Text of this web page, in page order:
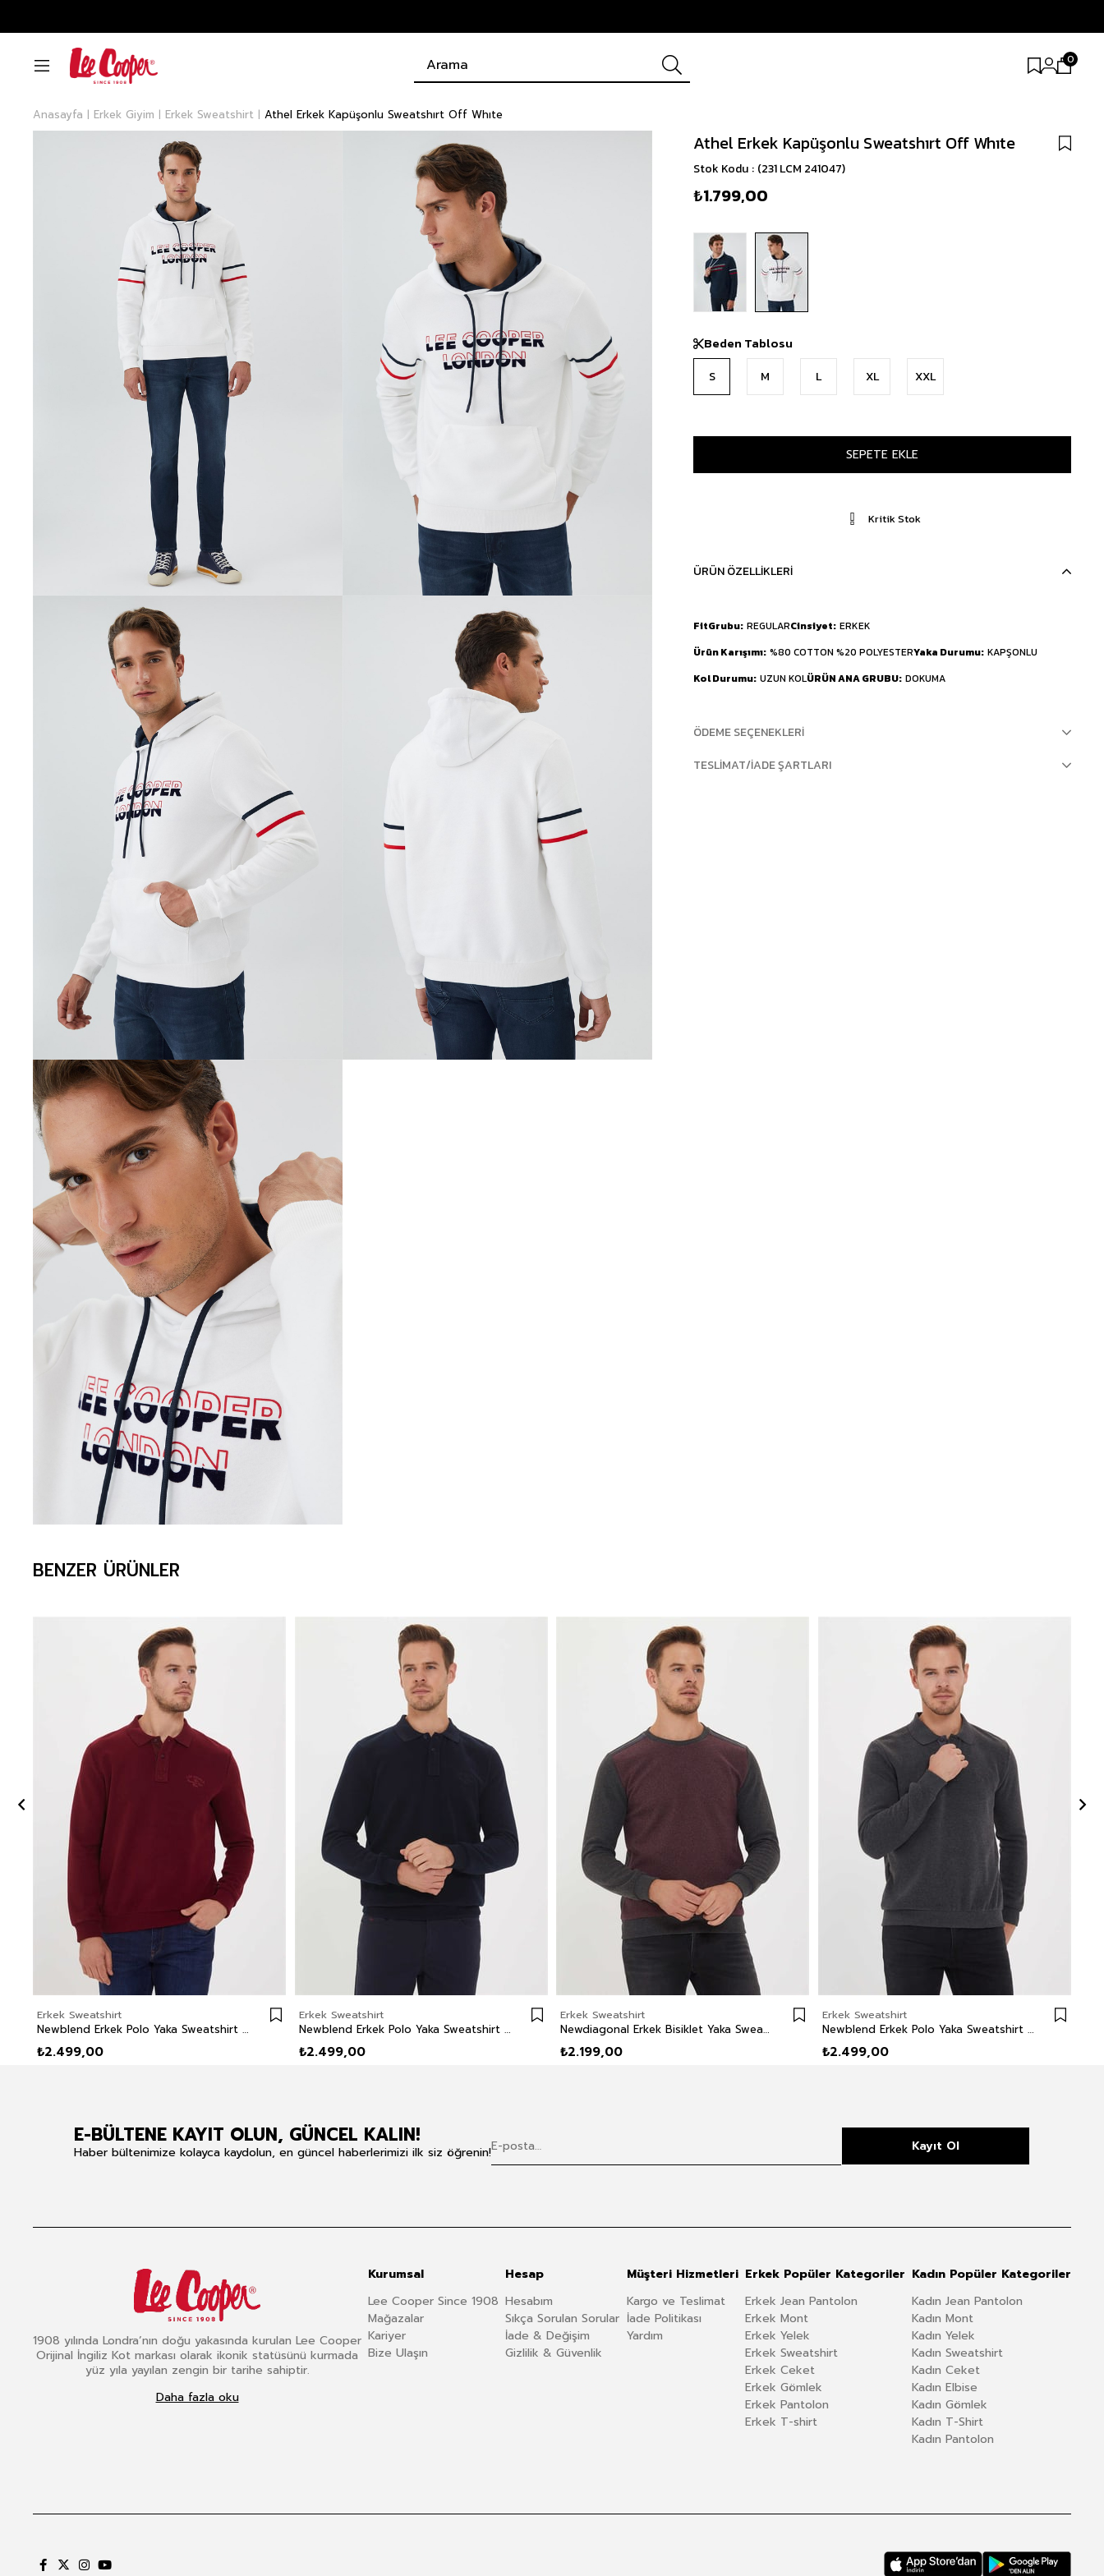
0
Anasayfa Erkek Giyim Erkek Sweatshirt Athel Erkek Kapüşonlu Sweatshırt Off Whıte
Athel Erkek Kapüşonlu Sweatshırt Off Whıte
Stok Kodu (231 LCM 241047)
₺1.799,00
Beden Tablosu
S M L XL XXL
Kritik Stok
ÜRÜN ÖZELLIKLERI
FitGrubu REGULARCinsiyet ERKEK
Ürün Karışımı %80 COTTON %20 POLYESTERYaka Durumu KAPŞONLU
Kol Durumu UZUN KOLÜRÜN ANA GRUBU DOKUMA
ÖDEME SEÇENEKLERI
TESLIMAT/İADE ŞARTLARI
BENZER ÜRÜNLER
Erkek Sweatshirt
Newblend Erkek Polo Yaka Sweatshirt Bordo
₺2.499,00
Erkek Sweatshirt
Newblend Erkek Polo Yaka Sweatshirt Lacivert
₺2.499,00
Erkek Sweatshirt
Newdiagonal Erkek Bisiklet Yaka Sweatshirt Bordo
₺2.199,00
Erkek Sweatshirt
Newblend Erkek Polo Yaka Sweatshirt Antrasit
₺2.499,00
E-BÜLTENE KAYIT OLUN, GÜNCEL KALIN!
Haber bültenimize kolayca kaydolun, en güncel haberlerimizi ilk siz öğrenin! Kayıt Ol
1908 yılında Londra’nın doğu yakasında kurulan Lee Cooper
Orijinal İngiliz Kot markası olarak ikonik statüsünü kurmada
yüz yıla yayılan zengin bir tarihe sahiptir.
Daha fazla oku
Kurumsal
Lee Cooper Since 1908
Mağazalar
Kariyer
Bize Ulaşın
Hesap
Hesabım
Sıkça Sorulan Sorular
İade & Değişim
Gizlilik & Güvenlik
Müşteri Hizmetleri
Kargo ve Teslimat
İade Politikası
Yardım
Erkek Popüler Kategoriler
Erkek Jean Pantolon
Erkek Mont
Erkek Yelek
Erkek Sweatshirt
Erkek Ceket
Erkek Gömlek
Erkek Pantolon
Erkek T-shirt
Kadın Popüler Kategoriler
Kadın Jean Pantolon
Kadın Mont
Kadın Yelek
Kadın Sweatshirt
Kadın Ceket
Kadın Elbise
Kadın Gömlek
Kadın T-Shirt
Kadın Pantolon